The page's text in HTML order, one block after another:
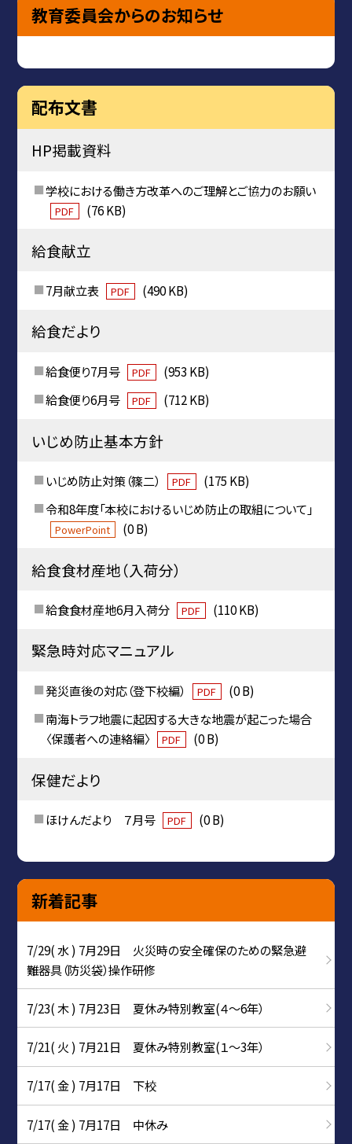
教育委員会からのお知らせ
配布文書
HP掲載資料
学校における働き方改革へのご理解とご協力のお願い
PDF (76 KB)
給食献立
7月献立表 PDF (490 KB)
給食だより
給食便り7月号 PDF
(953 KB)
給食便り6月号
PDF (712 KB)
いじめ防止基本方針
いじめ防止対策（篠二） PDF
(175 KB)
令和8年度「本校におけるいじめ防止の取組について」
PowerPoint (0 B)
給食食材産地（入荷分）
給食食材産地6月入荷分 PDF (110 KB)
緊急時対応マニュアル
発災直後の対応（登下校編） PDF
(0 B)
南海トラフ地震に起因する大きな地震が起こった場合
〈保護者への連絡編〉
PDF (0 B)
保健だより
ほけんだより ７月号 PDF (0 B)
新着記事
7/29( 水 ) 7月29日 火災時の安全確保のための緊急避
難器具（防災袋）操作研修
7/23( 木 ) 7月23日 夏休み特別教室(４～6年）
7/21( 火 ) 7月21日 夏休み特別教室(１～3年）
7/17( 金 ) 7月17日 下校
7/17( 金 ) 7月17日 中休み